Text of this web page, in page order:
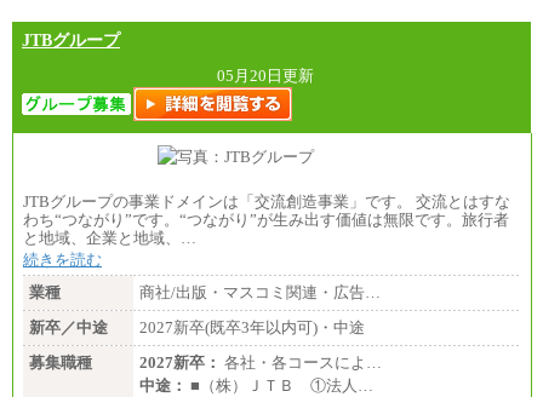
JTBグループ
05月20日更新
JTBグループの事業ドメインは「交流創造事業」です。 交流とはすな
わち“つながり”です。“つながり”が生み出す価値は無限です。旅行者
と地域、企業と地域、…
続きを読む
業種
商社/出版・マスコミ関連・広告…
新卒／中途
2027新卒(既卒3年以内可)・中途
募集職種
2027新卒： 各社・各コースによ…
中途： ■（株）ＪＴＢ ①法人…